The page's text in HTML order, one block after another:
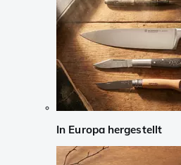
In Europa hergestellt